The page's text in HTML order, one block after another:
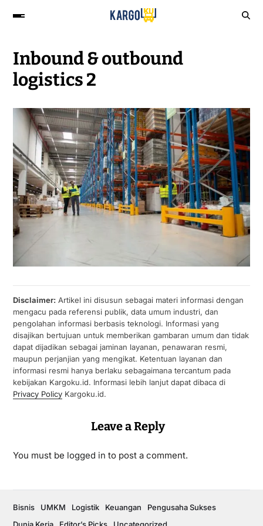
Inbound & outbound
logistics 2
Disclaimer:Artikel ini disusun sebagai materi informasi dengan
mengacu pada referensi publik, data umum industri, dan
pengolahan informasi berbasis teknologi. Informasi yang
disajikan bertujuan untuk memberikan gambaran umum dan tidak
dapat dijadikan sebagai jaminan layanan, penawaran resmi,
maupun perjanjian yang mengikat. Ketentuan layanan dan
informasi resmi hanya berlaku sebagaimana tercantum pada
kebijakan Kargoku.id. Informasi lebih lanjut dapat dibaca di
Privacy PolicyKargoku.id.
Leave a Reply
You must be logged in to post a comment.
Bisnis UMKM Logistik Keuangan
Pengusaha Sukses